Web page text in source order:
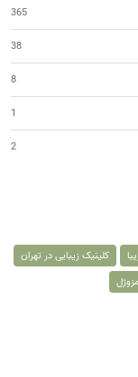
365
38
8
1
2
کلینیک زیبایی در تهران
مزوژل